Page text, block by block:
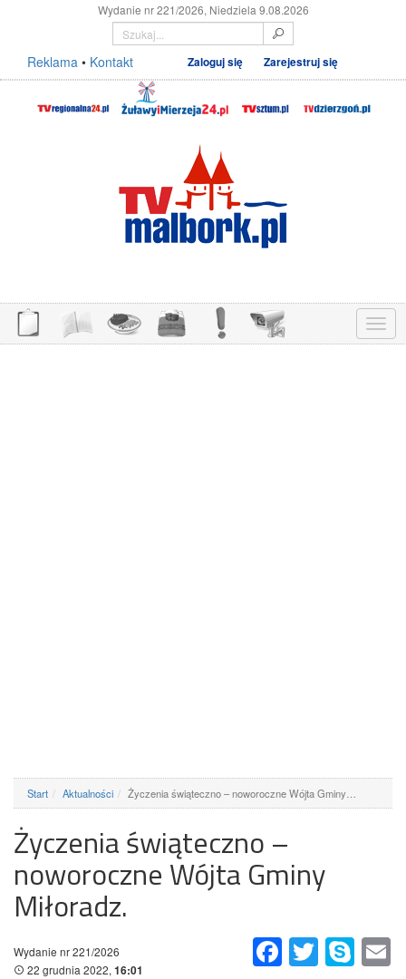
Wydanie nr 221/2026, Niedziela 9.08.2026
Reklama • Kontakt Zaloguj się Zarejestruj się
Menu
Start Aktualności Życzenia świąteczno – noworoczne Wójta Gminy…
Życzenia świąteczno –
noworoczne Wójta Gminy
Miłoradz.
FacebookTwitter Skype
Wydanie nr 221/2026
22 grudnia 2022, 16:01